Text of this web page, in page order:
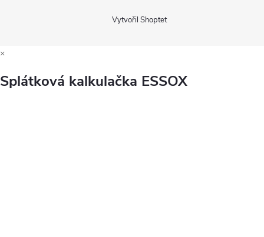
Vytvořil Shoptet
×
Splátková kalkulačka ESSOX